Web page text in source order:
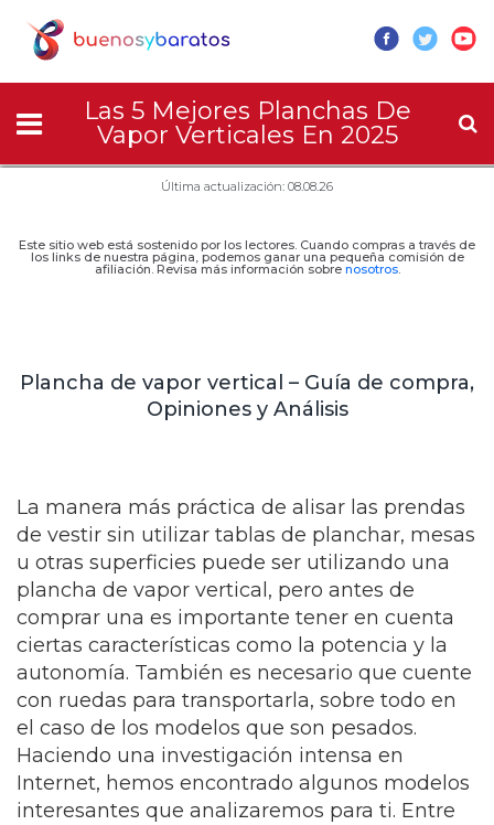
Las 5 Mejores Planchas De
Vapor Verticales En 2025
Última actualización: 08.08.26
Este sitio web está sostenido por los lectores. Cuando compras a través de
los links de nuestra página, podemos ganar una pequeña comisión de
afiliación. Revisa más información sobre nosotros.
Plancha de vapor vertical – Guía de compra,
Opiniones y Análisis
La manera más práctica de alisar las prendas
de vestir sin utilizar tablas de planchar, mesas
u otras superficies puede ser utilizando una
plancha de vapor vertical, pero antes de
comprar una es importante tener en cuenta
ciertas características como la potencia y la
autonomía. También es necesario que cuente
con ruedas para transportarla, sobre todo en
el caso de los modelos que son pesados.
Haciendo una investigación intensa en
Internet, hemos encontrado algunos modelos
interesantes que analizaremos para ti. Entre